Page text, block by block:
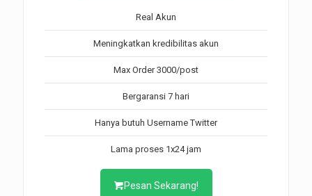
Real Akun
Meningkatkan kredibilitas akun
Max Order 3000/post
Bergaransi 7 hari
Hanya butuh Username Twitter
Lama proses 1x24 jam
Pesan Sekarang!